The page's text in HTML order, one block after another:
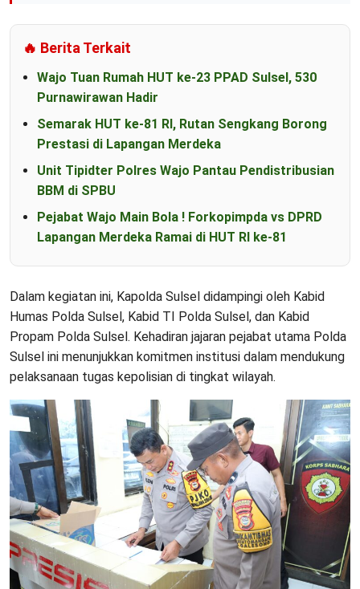
🔥 Berita Terkait
Wajo Tuan Rumah HUT ke-23 PPAD Sulsel, 530
Purnawirawan Hadir
Semarak HUT ke-81 RI, Rutan Sengkang Borong
Prestasi di Lapangan Merdeka
Unit Tipidter Polres Wajo Pantau Pendistribusian
BBM di SPBU
Pejabat Wajo Main Bola ! Forkopimpda vs DPRD
Lapangan Merdeka Ramai di HUT RI ke-81
Dalam kegiatan ini, Kapolda Sulsel didampingi oleh Kabid
Humas Polda Sulsel, Kabid TI Polda Sulsel, dan Kabid
Propam Polda Sulsel. Kehadiran jajaran pejabat utama Polda
Sulsel ini menunjukkan komitmen institusi dalam mendukung
pelaksanaan tugas kepolisian di tingkat wilayah.